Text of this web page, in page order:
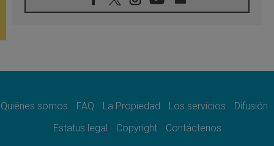
Presentada la Trienal de Arte de las
espacio público
Lanzan un proyecto de empoderamiento
Quiénes somos FAQ La Propiedad Los servicios
Difusión
Estatus legal
Copyright Contáctenos